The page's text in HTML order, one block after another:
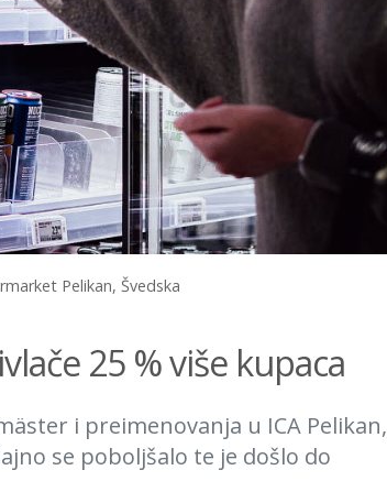
Pelikan, Švedska
25 % više kupaca
i preimenovanja u ICA Pelikan,
se poboljšalo te je došlo do